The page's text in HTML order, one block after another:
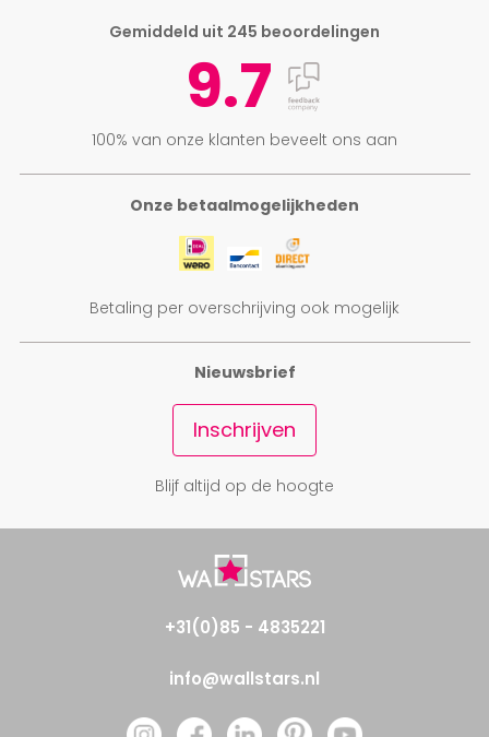
Onze betaalmogelijkheden
Betaling per overschrijving ook mogelijk
Gemiddeld uit 245 beoordelingen
9.7
100% van onze klanten beveelt ons aan
Nieuwsbrief
Inschrijven
Blijf altijd op de hoogte
+31(0)85 - 4835221
info@wallstars.nl